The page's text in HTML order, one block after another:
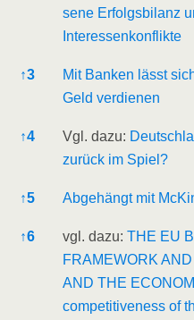
se­ne Erfolgs­bi­lanz
Interessenkonflikte
↑3
Mit Ban­ken lässt
Geld verdienen
↑4 Vgl. dazu:
zurück im Spiel?
↑5 Abge­hängt mit
↑6 vgl. dazu: THE EU
FRAMEWORK
AND THE
com­pe­ti­ti­ve­ness of